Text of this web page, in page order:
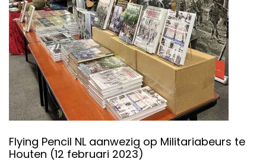
Flying Pencil NL aanwezig op Militariabeurs te
Houten (12 februari 2023)